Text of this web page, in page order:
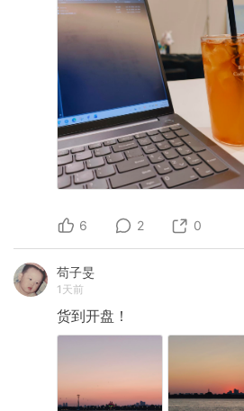
6 2 0
苟子旻
1天前
货到开盘！